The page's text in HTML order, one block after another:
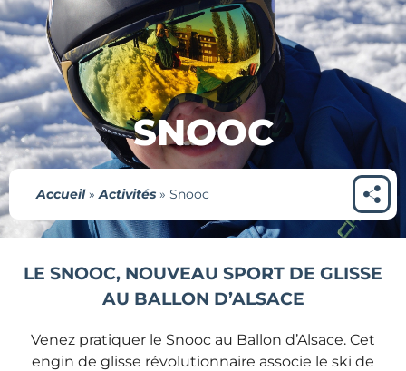
SNOOC
Accueil» Activités » Snooc
LE SNOOC, NOUVEAU SPORT DE GLISSE
AU BALLON D’ALSACE
Venez pratiquer le Snooc au Ballon d’Alsace. Cet
engin de glisse révolutionnaire associe le ski de